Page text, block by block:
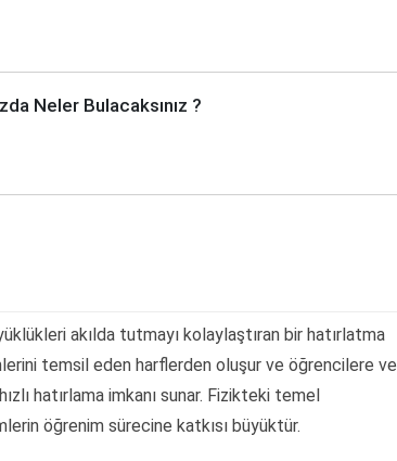
Neler Bulacaksınız ?
akılda tutmayı kolaylaştıran bir hatırlatma
temsil eden harflerden oluşur ve öğrencilere ve
hatırlama imkanı sunar. Fizikteki temel
öğrenim sürecine katkısı büyüktür.